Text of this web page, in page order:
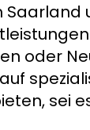
oder
sei